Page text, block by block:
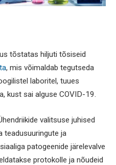
tõstatas hiljuti tõsiseid
, mis võimaldab tegutseda
laboritel, tuues
kust sai alguse COVID-19.
valitsuse juhised
teadusuuringute ja
patogeenide järelevalve
protokolle ja nõudeid